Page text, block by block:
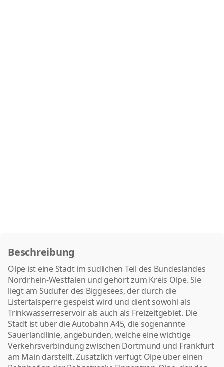
Beschreibung
Olpe ist eine Stadt im südlichen Teil des Bundeslandes
Nordrhein-Westfalen und gehört zum Kreis Olpe. Sie
liegt am Südufer des Biggesees, der durch die
Listertalsperre gespeist wird und dient sowohl als
Trinkwasserreservoir als auch als Freizeitgebiet. Die
Stadt ist über die Autobahn A45, die sogenannte
Sauerlandlinie, angebunden, welche eine wichtige
Verkehrsverbindung zwischen Dortmund und Frankfurt
am Main darstellt. Zusätzlich verfügt Olpe über einen